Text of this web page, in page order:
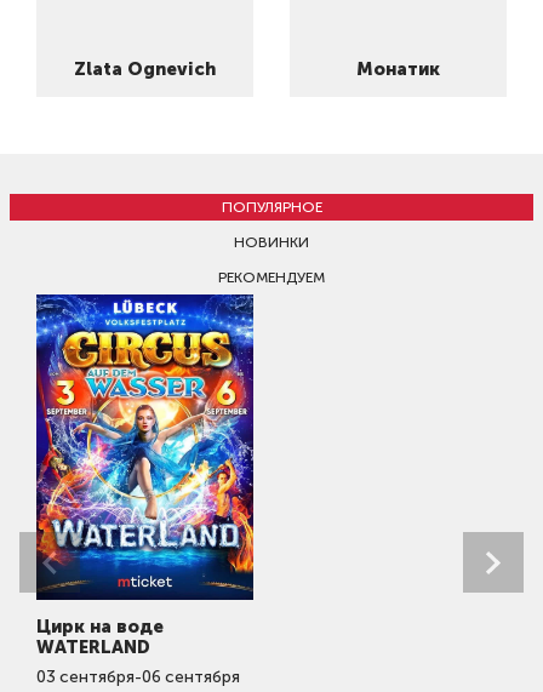
Zlata Ognevich Монатик
ПОПУЛЯРНОЕ
НОВИНКИ
РЕКОМЕНДУЕМ
Цирк на воде
WATERLAND
03 сентября-06 сентября